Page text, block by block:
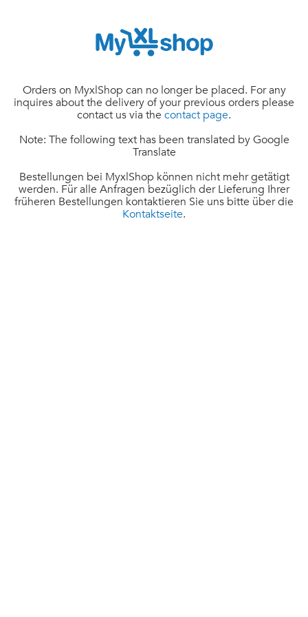
Orders on MyxlShop can no longer be placed. For any
inquires about the delivery of your previous orders please
contact us via the contact page.
Note: The following text has been translated by Google
Translate
Bestellungen bei MyxlShop können nicht mehr getätigt
werden. Für alle Anfragen bezüglich der Lieferung Ihrer
früheren Bestellungen kontaktieren Sie uns bitte über die
Kontaktseite.